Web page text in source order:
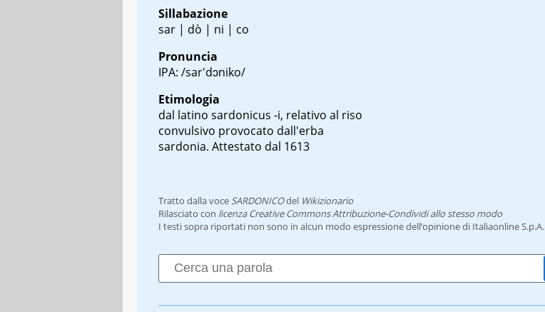
Sillabazione
sar | dò | ni | co
Pronuncia
IPA: /sar'dɔniko/
Etimologia
dal latino sardonicus -i, relativo al riso
convulsivo provocato dall'erba
sardonia. Attestato dal 1613
Tratto dalla voce SARDONICOdel Wikizionario
Rilasciato con licenza Creative Commons Attribuzione-Condividi allo stesso modo
I testi sopra riportati non sono in alcun modo espressione dell’opinione di Italiaonline S.p.A.